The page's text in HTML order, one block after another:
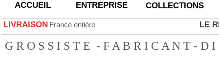
COLLECTIONS
LE
LIVRAISON France entière
ACCUEIL ENTREPRISE
G R O S S I S T E - F A B R I C A N T - D